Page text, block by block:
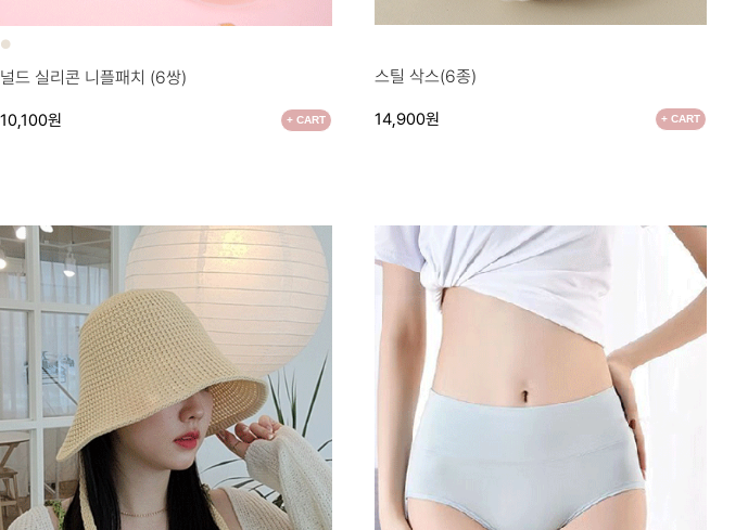
●
널드 실리콘 니플패치 (6쌍)
10,100원 + CART
스틸 삭스(6종)
14,900원 + CART